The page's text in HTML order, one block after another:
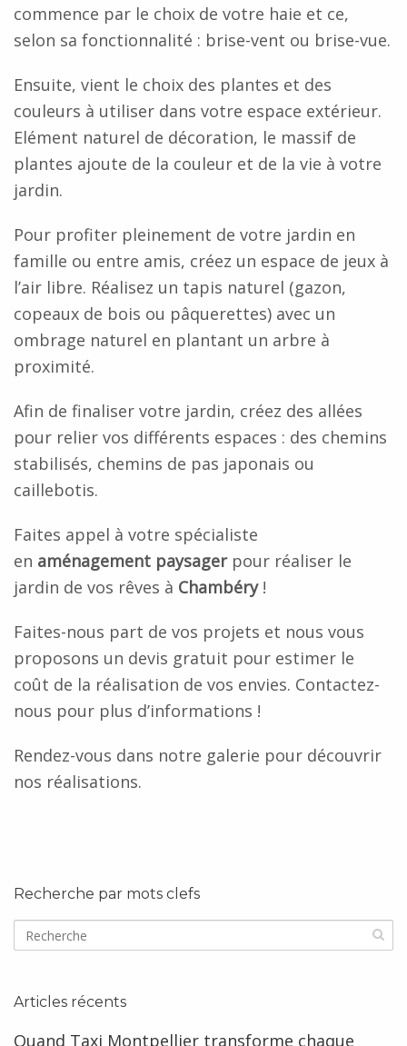
commence par le choix de votre haie et ce,
selon sa fonctionnalité : brise-vent ou brise-vue.
Ensuite, vient le choix des plantes et des
couleurs à utiliser dans votre espace extérieur.
Elément naturel de décoration, le massif de
plantes ajoute de la couleur et de la vie à votre
jardin.
Pour profiter pleinement de votre jardin en
famille ou entre amis, créez un espace de jeux à
l’air libre. Réalisez un tapis naturel (gazon,
copeaux de bois ou pâquerettes) avec un
ombrage naturel en plantant un arbre à
proximité.
Afin de finaliser votre jardin, créez des allées
pour relier vos différents espaces : des chemins
stabilisés, chemins de pas japonais ou
caillebotis.
Faites appel à votre spécialiste
en aménagement paysagerpour réaliser le
jardin de vos rêves à Chambéry!
Faites-nous part de vos projets et nous vous
proposons un devis gratuit pour estimer le
coût de la réalisation de vos envies. Contactez-
nous pour plus d’informations !
Rendez-vous dans notre galerie pour découvrir
nos réalisations.
Recherche par mots clefs
Articles récents
Quand Taxi Montpellier transforme chaque